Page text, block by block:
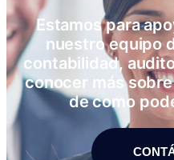
Estamos para
nuestro equipo
contabilidad,
conocer más
de como